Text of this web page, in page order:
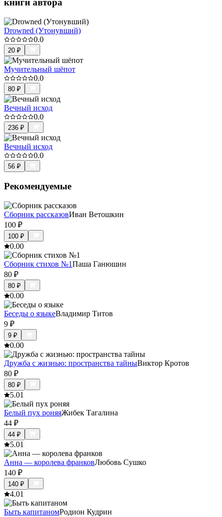
книги автора
Drowned (Утонувший)
0.0
20 ₽
Мучительный шёпот
0.0
80 ₽
Вечный исход
0.0
236 ₽
Вечный исход
0.0
56 ₽
Рекомендуемые
Сборник рассказовИван Ветошкин
100 ₽
100 ₽
0.00
Сборник стихов №1Паша Ганюшин
80 ₽
80 ₽
0.00
Беседы о языкеВладимир Титов
9 ₽
9 ₽
0.00
Дружба с жизнью: пространства тайныВиктор Кротов
80 ₽
80 ₽
5.01
Белый пух роняяЖибек Тагалина
44 ₽
44 ₽
5.01
Анна — королева франковЛюбовь Сушко
140 ₽
140 ₽
4.01
Быть капитаномРодион Кудрин